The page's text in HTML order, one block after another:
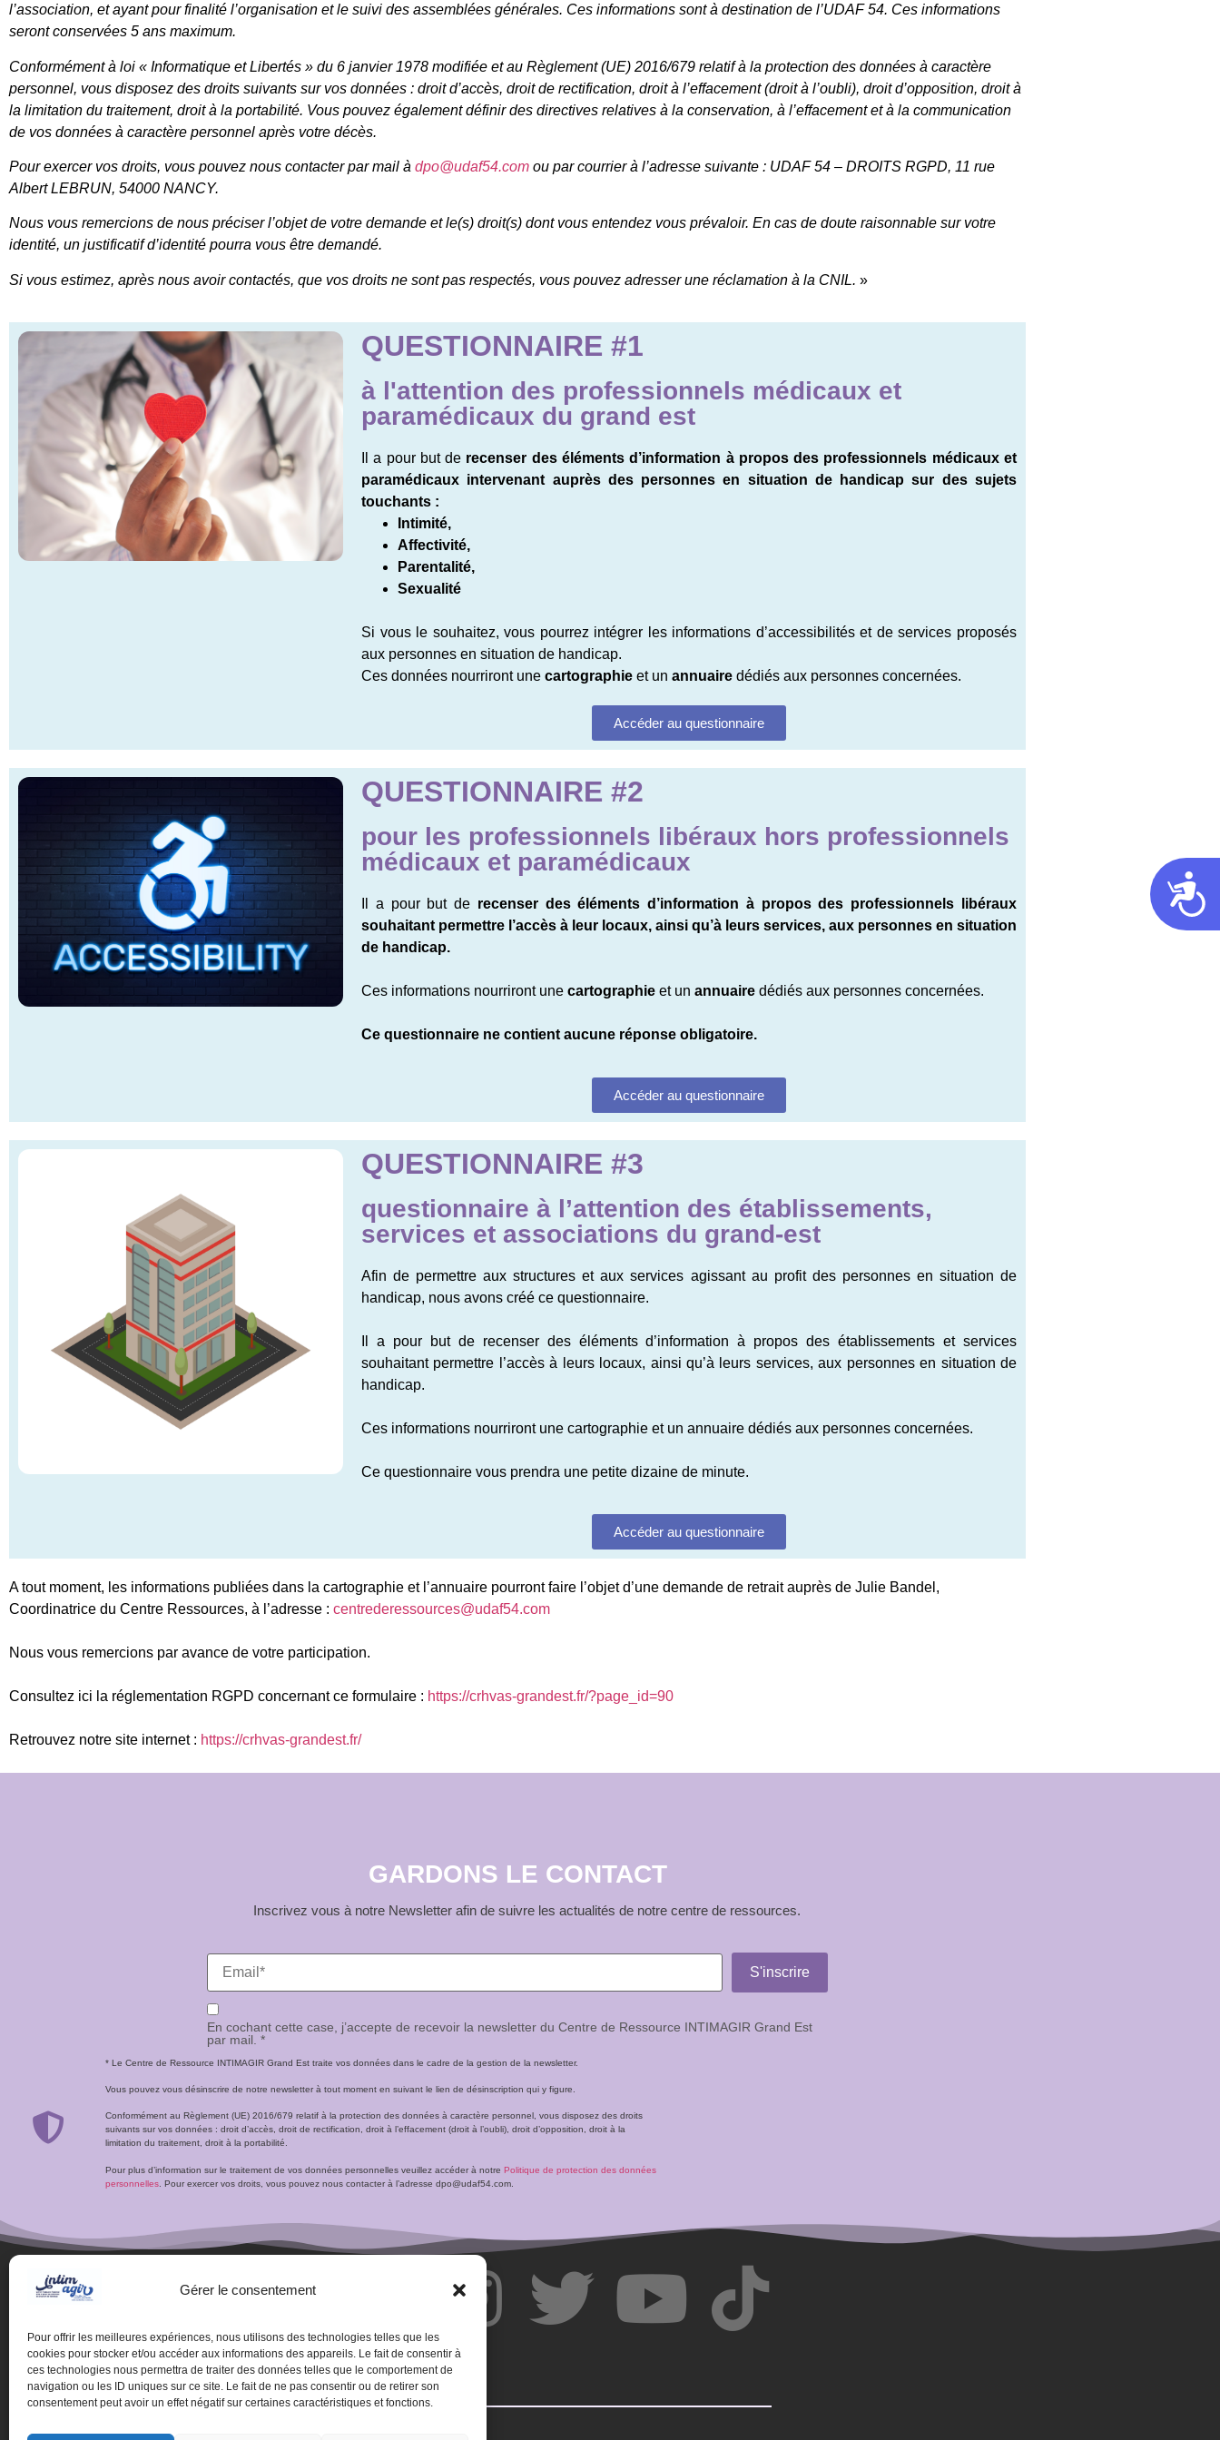
Gérer le consentement
Pour offrir les meilleures expériences, nous utilisons des technologies telles que les
cookies pour stocker et/ou accéder aux informations des appareils. Le fait de consentir à
ces technologies nous permettra de traiter des données telles que le comportement de
navigation ou les ID uniques sur ce site. Le fait de ne pas consentir ou de retirer son
consentement peut avoir un effet négatif sur certaines caractéristiques et fonctions.
l’association, et ayant pour finalité l’organisation et le suivi des assemblées générales. Ces informations sont à destination de l’UDAF 54. Ces informations
seront conservées 5 ans maximum.
Conformément à loi « Informatique et Libertés » du 6 janvier 1978 modifiée et au Règlement (UE) 2016/679 relatif à la protection des données à caractère
personnel, vous disposez des droits suivants sur vos données : droit d’accès, droit de rectification, droit à l’effacement (droit à l’oubli), droit d’opposition, droit à
la limitation du traitement, droit à la portabilité. Vous pouvez également définir des directives relatives à la conservation, à l’effacement et à la communication
de vos données à caractère personnel après votre décès.
Pour exercer vos droits, vous pouvez nous contacter par mail à dpo@udaf54.com ou par courrier à l’adresse suivante : UDAF 54 – DROITS RGPD, 11 rue
Albert LEBRUN, 54000 NANCY.
Nous vous remercions de nous préciser l’objet de votre demande et le(s) droit(s) dont vous entendez vous prévaloir. En cas de doute raisonnable sur votre
identité, un justificatif d’identité pourra vous être demandé.
Si vous estimez, après nous avoir contactés, que vos droits ne sont pas respectés, vous pouvez adresser une réclamation à la CNIL. »
QUESTIONNAIRE #1
à l'attention des professionnels médicaux et
paramédicaux du grand est
Il a pour but de recenser des éléments d’information à propos des professionnels médicaux et
paramédicaux intervenant auprès des personnes en situation de handicap sur des sujets
touchants :
Intimité,
Affectivité,
Parentalité,
Sexualité
Si vous le souhaitez, vous pourrez intégrer les informations d’accessibilités et de services proposés
aux personnes en situation de handicap.
Ces données nourriront une cartographie et un annuaire dédiés aux personnes concernées.
Accéder au questionnaire
QUESTIONNAIRE #2
pour les professionnels libéraux hors professionnels
médicaux et paramédicaux
Il a pour but de recenser des éléments d’information à propos des professionnels libéraux
souhaitant permettre l’accès à leur locaux, ainsi qu’à leurs services, aux personnes en situation
de handicap.
Ces informations nourriront une cartographie et un annuaire dédiés aux personnes concernées.
Ce questionnaire ne contient aucune réponse obligatoire.
Accéder au questionnaire
QUESTIONNAIRE #3
questionnaire à l’attention des établissements,
services et associations du grand-est
Afin de permettre aux structures et aux services agissant au profit des personnes en situation de
handicap, nous avons créé ce questionnaire.
Il a pour but de recenser des éléments d’information à propos des établissements et services
souhaitant permettre l’accès à leurs locaux, ainsi qu’à leurs services, aux personnes en situation de
handicap.
Ces informations nourriront une cartographie et un annuaire dédiés aux personnes concernées.
Ce questionnaire vous prendra une petite dizaine de minute.
Accéder au questionnaire
A tout moment, les informations publiées dans la cartographie et l’annuaire pourront faire l’objet d’une demande de retrait auprès de Julie Bandel,
Coordinatrice du Centre Ressources, à l’adresse : centrederessources@udaf54.com
Nous vous remercions par avance de votre participation.
Consultez ici la réglementation RGPD concernant ce formulaire : https://crhvas-grandest.fr/?page_id=90
Retrouvez notre site internet : https://crhvas-grandest.fr/
GARDONS LE CONTACT
Inscrivez vous à notre Newsletter afin de suivre les actualités de notre centre de ressources.
En cochant cette case, j’accepte de recevoir la newsletter du Centre de Ressource INTIMAGIR Grand Est
par mail. *
* Le Centre de Ressource INTIMAGIR Grand Est traite vos données dans le cadre de la gestion de la newsletter.
Vous pouvez vous désinscrire de notre newsletter à tout moment en suivant le lien de désinscription qui y figure.
Conformément au Règlement (UE) 2016/679 relatif à la protection des données à caractère personnel, vous disposez des droits
suivants sur vos données : droit d’accès, droit de rectification, droit à l’effacement (droit à l’oubli), droit d’opposition, droit à la
limitation du traitement, droit à la portabilité.
Pour plus d’information sur le traitement de vos données personnelles veuillez accéder à notrePolitique de protection des données
personnelles . Pour exercer vos droits, vous pouvez nous contacter à l’adresse dpo@udaf54.com.